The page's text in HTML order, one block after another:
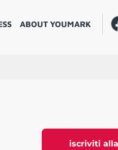
ABOUT YOUMARK
iscriviti